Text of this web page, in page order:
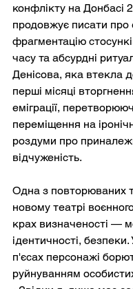
конфлікту на Донбасі
продовжує писати про
фрагментацію
часу та абсурдні
Денісова, яка втекла
перші місяці
еміграції,
переміщення на
роздуми про
відчуженість.
Одна з повторюваних
новому театрі
крах визначеності —
ідентичності, безпеки.
п'єсах персонажі
руйнуванням